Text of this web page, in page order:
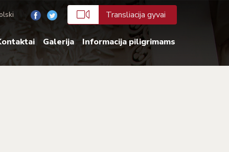
Transliacija gyvai
Galerija
Informacija piligrimams